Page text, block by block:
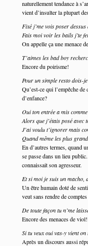
naturellement tendance à
vient d’insulter la plupart
Fixé j’me vois poser
Fais moi voir les bails j’te
On appelle ça une menace
T’aimes les bad boy
Encore du poirisme!
Pour un simple resto dois-
Qu’est-ce qui l’empêche
d’enfance?
Oui ton entrée a mis
Alors que j’étais posé avec
J’ai voulu t’ignorer mais
Quand même les plus
En d’autres termes, quand
se passe dans un lieu
connaissait son agresseur.
Et si moi je suis un macho,
Un être humain doté de
veut sans rendre de
De toute façon tu n’me
Encore des menaces de viol!
Si tu veux oui vas-y vient
Après un discours aussi